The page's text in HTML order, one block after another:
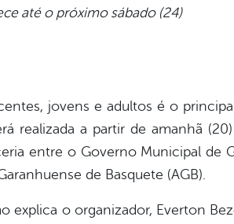
até o próximo sábado (24)
jovens e adultos é o
realizada a partir de amanhã
entre o Governo Municipal de
de Basquete (AGB).
o organizador, Everton